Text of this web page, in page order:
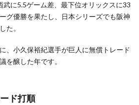
武に5.5ゲーム差、最下位オリックスに33
グ優勝を果たし、日本シリーズでも阪神
た。
、小久保裕紀選手が巨人に無償トレード
を醸した年です。
ド打順